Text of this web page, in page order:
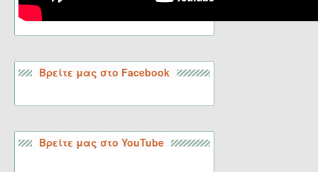
Βρείτε μας στο Facebook
Βρείτε μας στο YouTube